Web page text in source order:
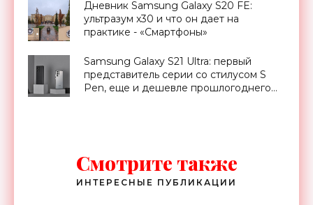
«Смартфоны»
Дневник Samsung Galaxy S20 FE:
ультразум x30 и что он дает на
практике - «Смартфоны»
Samsung Galaxy S21 Ultra: первый
представитель серии со стилусом S
Pen, еще и дешевле прошлогоднего
Смотрите также
ИНТЕРЕСНЫЕ ПУБЛИКАЦИИ